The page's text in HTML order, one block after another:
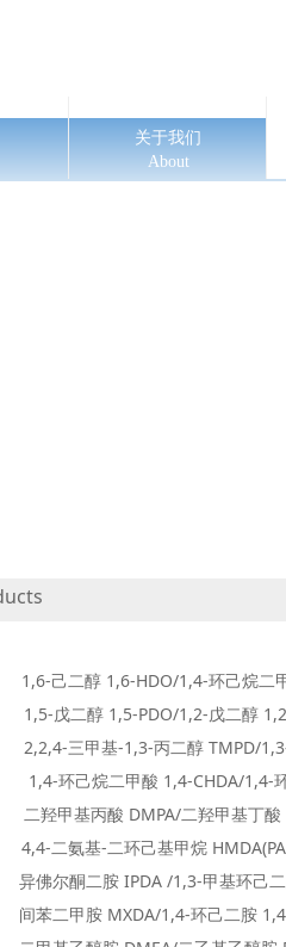
关于我们
About
二醇 1,6-HDO/1,4-环己烷二甲醇
PDO/1,2-戊二醇 1,2-PDO/
-1,3-丙二醇 TMPD/1,3-丙二醇
1,4-环己烷二甲酸 1,4-CHDA/1,4-
酸 DMPA/二羟甲基丁酸
氨基-二环己基甲烷
异佛尔酮二胺 IPDA /1,3-甲基环己
MXDA/1,4-环己二胺 1,4-